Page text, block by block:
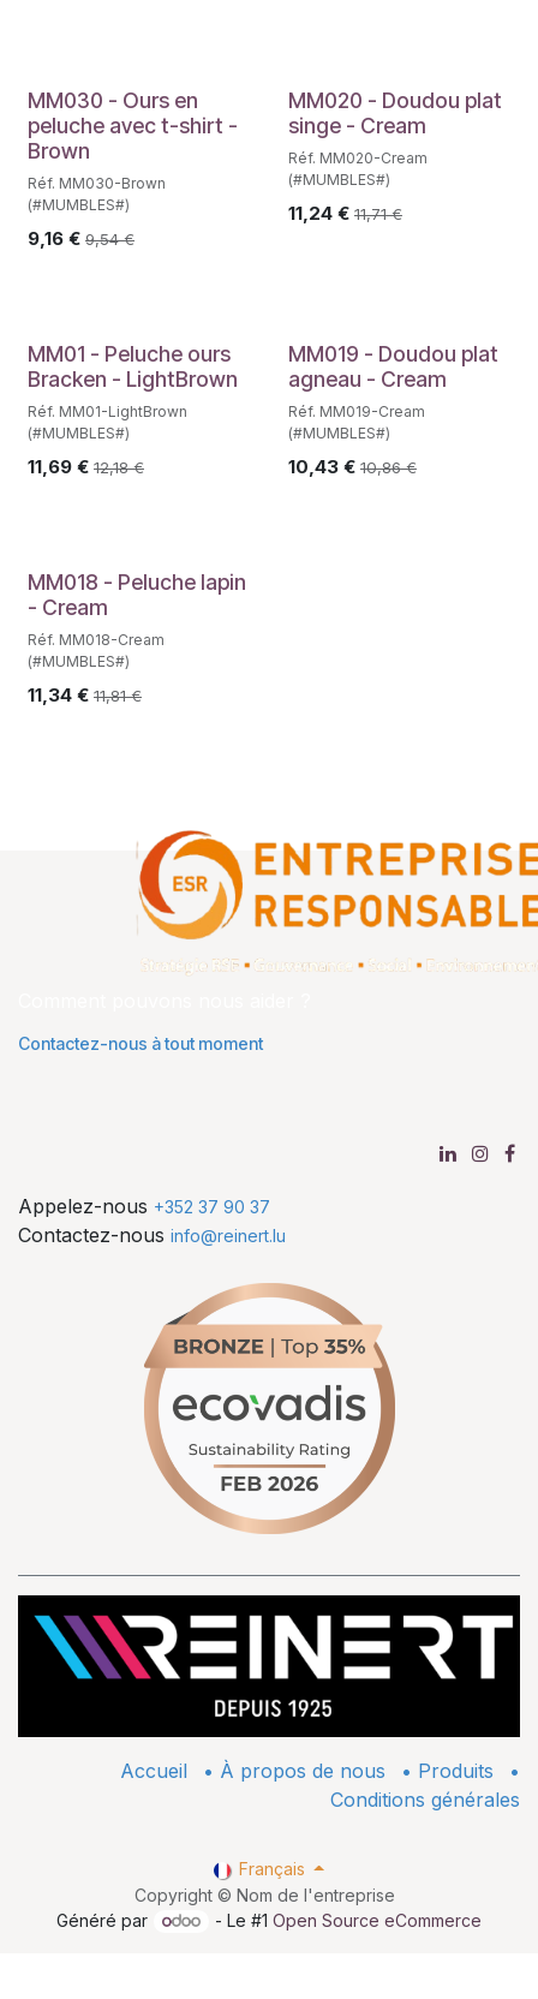
MM030 - Ours en
peluche avec t-shirt -
Brown
Réf. MM030-Brown
(#MUMBLES#)
9,16 € 9,54€
MM020 - Doudou plat
singe - Cream
Réf. MM020-Cream
(#MUMBLES#)
11,24€ 11,71€
MM01 - Peluche ours
Bracken - LightBrown
Réf. MM01-LightBrown
(#MUMBLES#)
11,69 € 12,18€
MM019 - Doudou plat
agneau - Cream
Réf. MM019-Cream
(#MUMBLES#)
10,43€ 10,86€
MM018 - Peluche lapin
- Cream
Réf. MM018-Cream
(#MUMBLES#)
11,34 € 11,81€
Contactez-nous à tout moment
Appelez-nous +352 37 90 37
Contactez-nous info@reinert.lu
Accueil • À propos de nous • ​Produits
•
Conditions générales
Copyright © Nom de l'entreprise
Français
Généré par - Le #1Open Source eCommerce